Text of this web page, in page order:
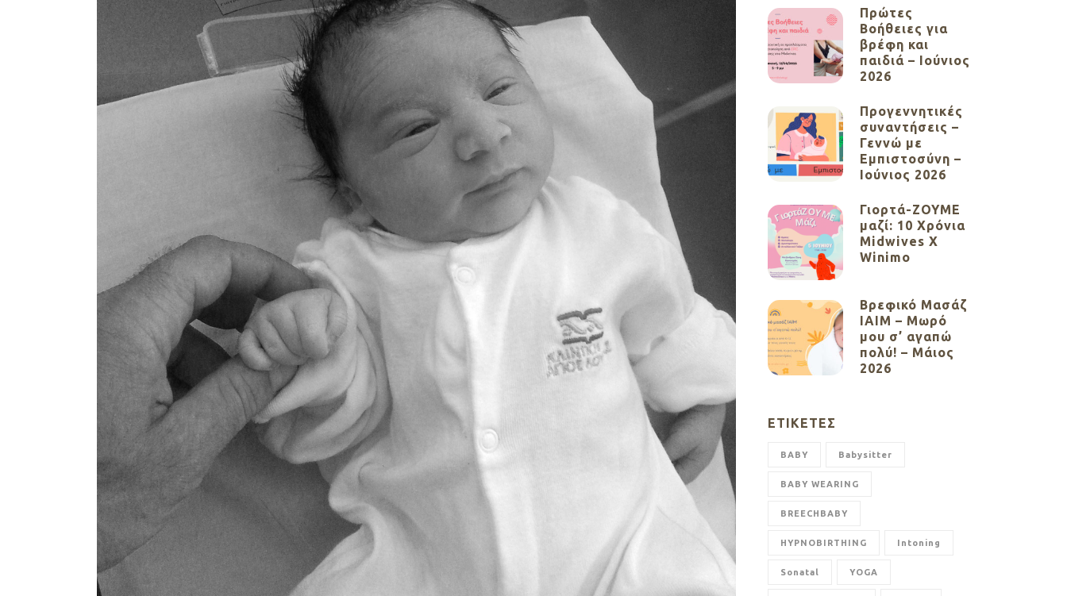
Πρώτες
Βοήθειες για
βρέφη και
παιδιά – Ιούνιος
2026
Προγεννητικές
συναντήσεις –
Γεννώ με
Εμπιστοσύνη –
Ιούνιος 2026
Γιορτά-ΖΟΥΜΕ
μαζί: 10 Χρόνια
Midwives X
Winimo
Βρεφικό Μασάζ
ΙΑΙΜ – Μωρό
μου σ’ αγαπώ
πολύ! – Μάιος
2026
ΕΤΙΚΈΤΕΣ
BABY Babysitter
BABY WEARING
BREECHBABY
HYPNOBIRTHING Intoning
Sonatal YOGA